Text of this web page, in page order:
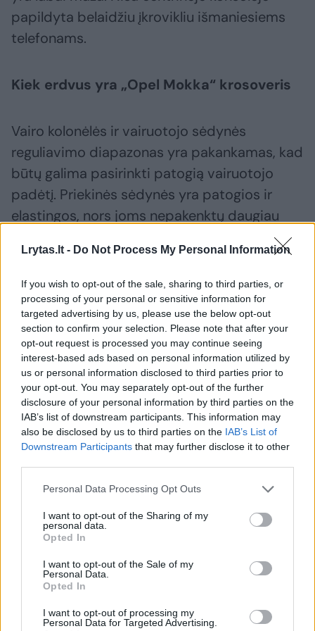
Lrytas.lt - Do Not Process My Personal Information
If you wish to opt-out of the sale, sharing to third parties, or
processing of your personal or sensitive information for
targeted advertising by us, please use the below opt-out
section to confirm your selection. Please note that after your
opt-out request is processed you may continue seeing
interest-based ads based on personal information utilized by
us or personal information disclosed to third parties prior to
your opt-out. You may separately opt-out of the further
disclosure of your personal information by third parties on the
IAB’s list of downstream participants. This information may
also be disclosed by us to third parties on the IAB’s List of
Downstream Participants that may further disclose it to other
Personal Data Processing Opt Outs
I want to opt-out of the Sharing of my
personal data.
Opted In
I want to opt-out of the Sale of my
Personal Data.
Opted In
I want to opt-out of processing my
Personal Data for Targeted Advertising.
papildyta belaidžiu įkrovikliu išmaniesiems
telefonams.
Kiek erdvus yra „Opel Mokka“ krosoveris
Vairo kolonėlės ir vairuotojo sėdynės
reguliavimo diapazonas yra pakankamas, kad
būtų galima pasirinkti patogią vairuotojo
padėtį. Priekinės sėdynės yra patogios ir
elastingos, nors joms nepakenktų daugiau
šoninės atramos. Jos yra šildomos, kaip ir
vairas.
Sėdynės Opel Mokka yra gana žemos,
palyginti su kitais krosoveriais. Dėl to (ir dėl
aukštos langų linijos) šiek tiek nukenčia
matomumas atgal, nors apskritai prie
kompaktiško krosoverio gabaritų priprasti
nėra sunku.
Antroje eilėje ribota erdvė virš galvos – už
man, esant 176 cm ūgio, nebuvo ankšta, ir
kojoms vietos pakako. „Opel Mokka“ nėra
pernelyg platus, todėl gale patogiau sėdėti
dviem. Atlošų ar oro srauto deflektorių
galiniams keleiviams nėra, bet yra USB